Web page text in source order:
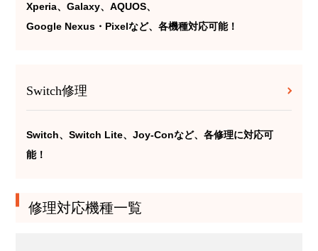
Xperia、Galaxy、AQUOS、
Google Nexus・Pixelなど、各機種対応可能！
Switch修理
Switch、Switch Lite、Joy-Conなど、各修理に対応可
能！
修理対応機種一覧